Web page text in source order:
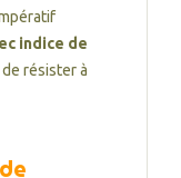
indice de
résister à